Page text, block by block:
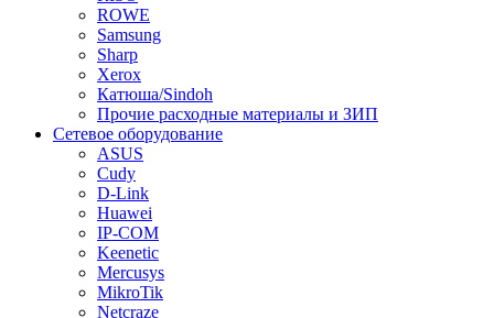
ROWE
Samsung
Sharp
Xerox
Катюша/Sindoh
Прочие расходные материалы и ЗИП
Сетевое оборудование
ASUS
Cudy
D-Link
Huawei
IP-COM
Keenetic
Mercusys
MikroTik
Netcraze